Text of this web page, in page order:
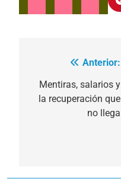
Navegación
de
entradas
Anterior:
Mentiras, salarios y
la recuperación que
no llega